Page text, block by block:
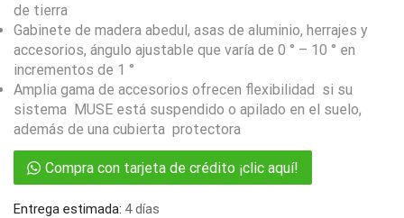
de tierra
Gabinete de madera abedul, asas de aluminio, herrajes y
accesorios, ángulo ajustable que varía de 0 ° – 10 ° en
incrementos de 1 °
Amplia gama de accesorios ofrecen flexibilidad si su
sistema MUSE está suspendido o apilado en el suelo,
además de una cubierta protectora
Compra con tarjeta de crédito ¡clic aquí!
Entrega estimada: 4 días